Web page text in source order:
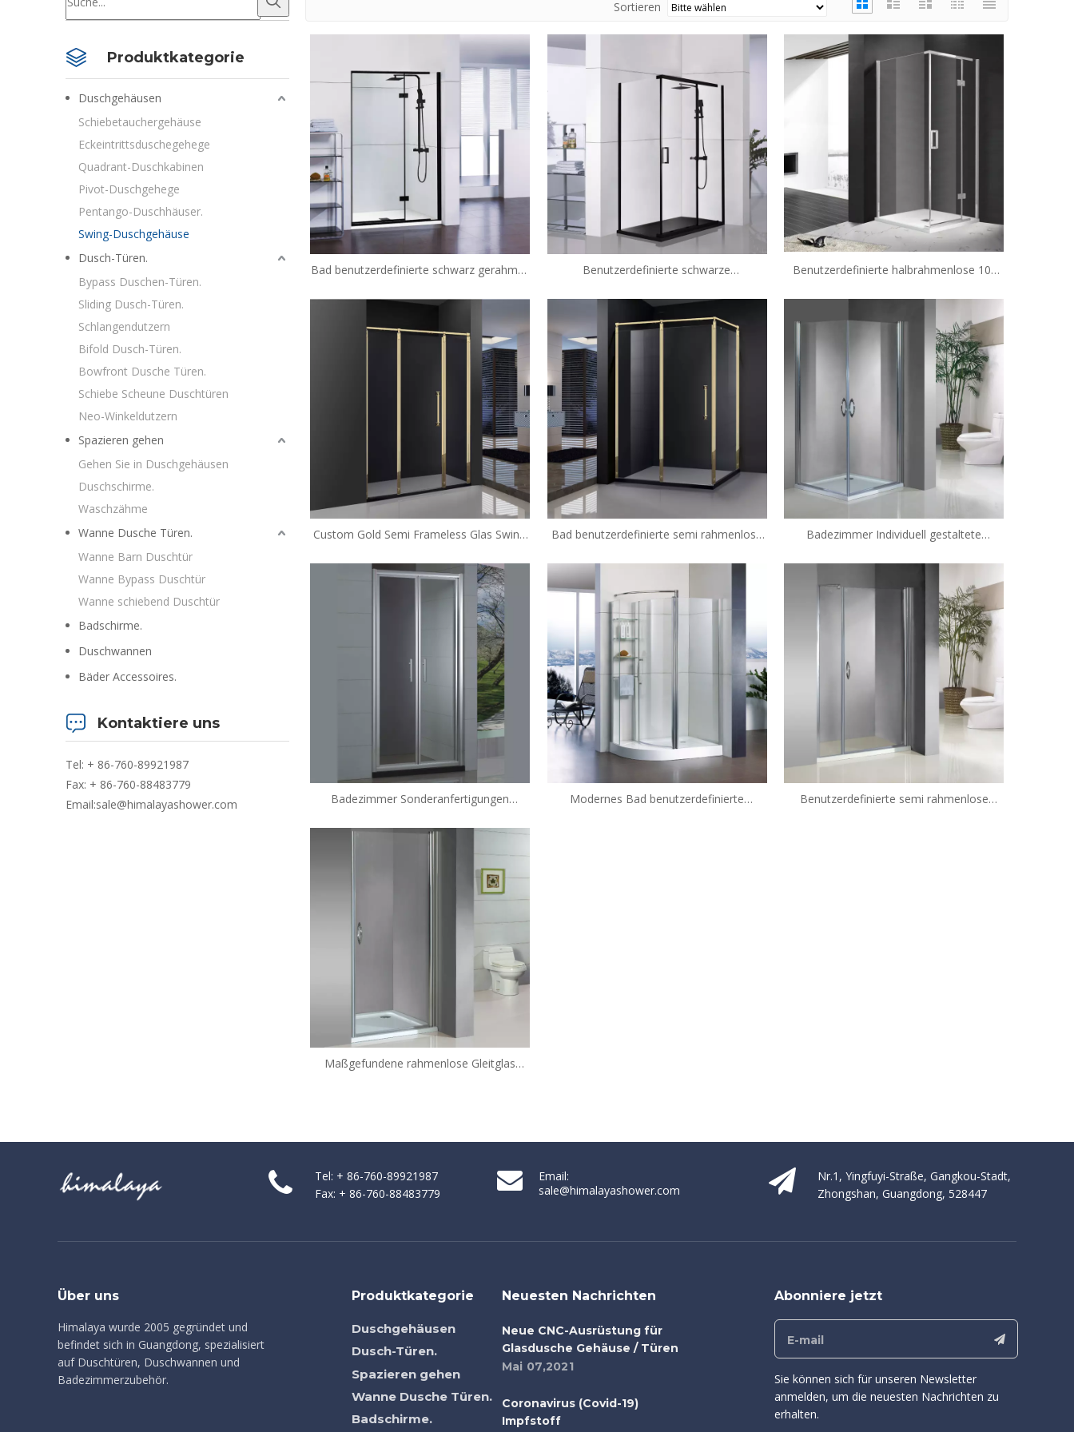
Produktkategorie
Duschgehäusen
Schiebetauchergehäuse
Eckeintrittsduschegehege
Quadrant-Duschkabinen
Pivot-Duschgehege
Pentango-Duschhäuser.
Swing-Duschgehäuse
Dusch-Türen.
Bypass Duschen-Türen.
Sliding Dusch-Türen.
Schlangendutzern
Bifold Dusch-Türen.
Bowfront Dusche Türen.
Schiebe Scheune Duschtüren
Neo-Winkeldutzern
Spazieren gehen
Gehen Sie in Duschgehäusen
Duschschirme.
Waschzähme
Wanne Dusche Türen.
Wanne Barn Duschtür
Wanne Bypass Duschtür
Wanne schiebend Duschtür
Badschirme.
Duschwannen
Bäder Accessoires.
Kontaktiere uns
Tel: + 86-760-89921987
Fax: + 86-760-88483779
Email:sale@himalayashower.com
Sortieren
Bad benutzerdefinierte schwarz gerahmte
Benutzerdefinierte schwarze
Duschkabinen (A6)
Benutzerdefinierte halbrahmenlose 10-
Custom Gold Semi Frameless Glas Swing
Bad benutzerdefinierte semi rahmenlose
Badezimmer Individuell gestaltete
129)
Badezimmer Sonderanfertigungen
SL900)
Modernes Bad benutzerdefinierte
Benutzerdefinierte semi rahmenlose
Maßgefundene rahmenlose Gleitglas
Tel: + 86-760-89921987
Fax: + 86-760-88483779
Email:
sale@himalayashower.com
Nr.1, Yingfuyi-Straße, Gangkou-Stadt,
Zhongshan, Guangdong, 528447
Über uns
Himalaya wurde 2005 gegründet und
befindet sich in Guangdong, spezialisiert
auf Duschtüren, Duschwannen und
Badezimmerzubehör.
Produktkategorie
Duschgehäusen
Dusch-Türen.
Spazieren gehen
Wanne Dusche Türen.
Badschirme.
Neuesten Nachrichten
Neue CNC-Ausrüstung für
Glasdusche Gehäuse / Türen
Mai 07,2021
Coronavirus (Covid-19)
Impfstoff
Abonniere jetzt
Sie können sich für unseren Newsletter
anmelden, um die neuesten Nachrichten zu
erhalten.